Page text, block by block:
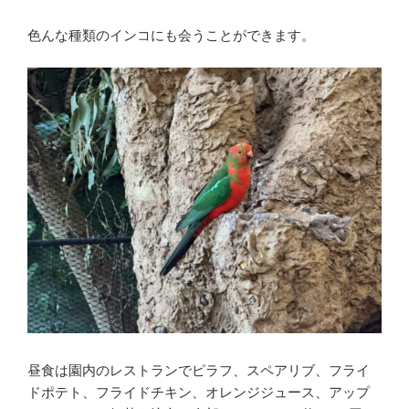
色んな種類のインコにも会うことができます。
昼食は園内のレストランでピラフ、スペアリブ、フライ
ドポテト、フライドチキン、オレンジジュース、アップ